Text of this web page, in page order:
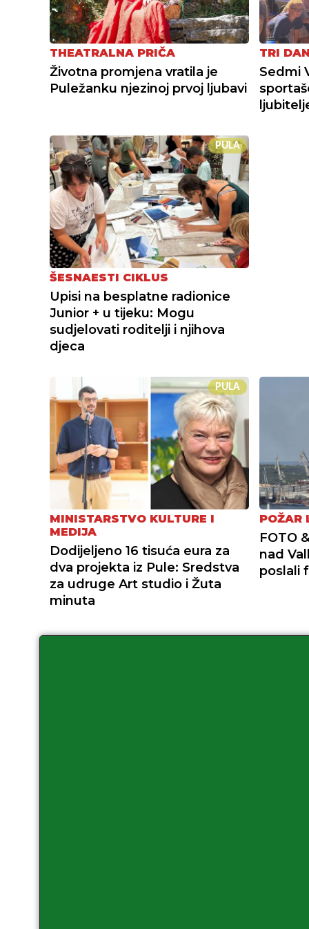
THEATRALNA PRIČA
Životna promjena vratila je
Puležanku njezinoj prvoj ljubavi
TRI
Sedmi
PULA
ŠESNAESTI CIKLUS
Upisi na besplatne radionice
Junior + u tijeku: Mogu
sudjelovati roditelji i njihova
djeca
PULA
MINISTARSTVO KULTURE I
MEDIJA
Dodijeljeno 16 tisuća eura za
dva projekta iz Pule: Sredstva
za udruge Art studio i Žuta
minuta
POŽAR
FOTO
nad
poslali